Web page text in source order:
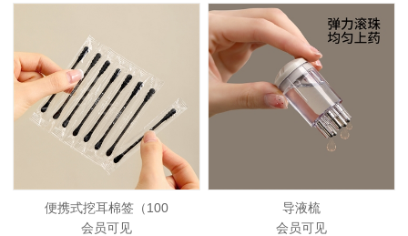
便携式挖耳棉签（100
会员可见
导液梳
会员可见